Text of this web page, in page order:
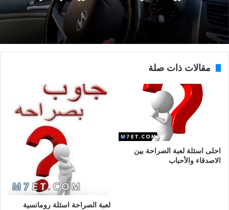
مقالات ذات صلة
احلى اسئلة لعبة الصراحة بين
الاصدقاء والأحباب
لعبة الصراحة اسئلة رومانسية